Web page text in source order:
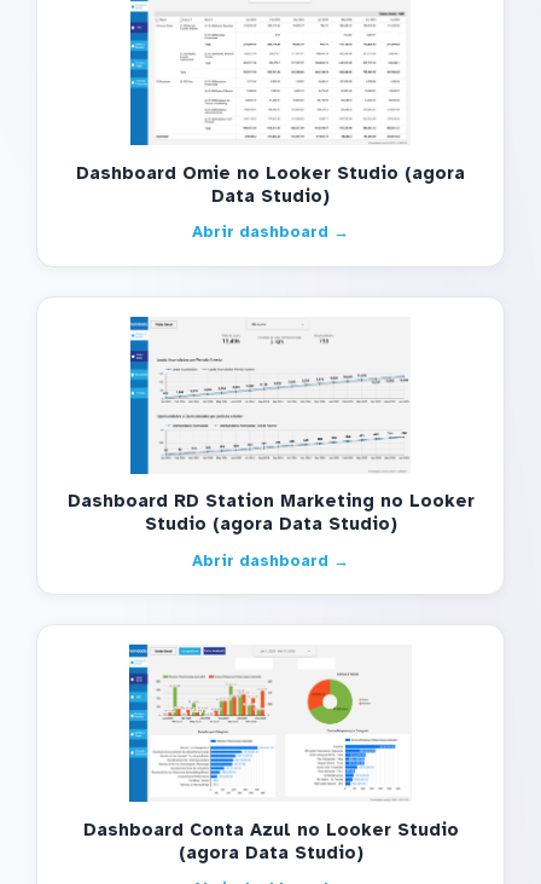
Dashboard Omie no Looker Studio (agora
Data Studio)
Abrir dashboard →
Dashboard RD Station Marketing no Looker
Studio (agora Data Studio)
Abrir dashboard →
Dashboard Conta Azul no Looker Studio
(agora Data Studio)